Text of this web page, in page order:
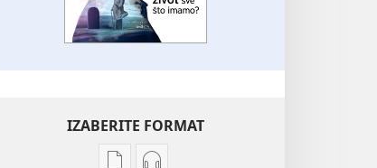
IZABERITE FORMAT